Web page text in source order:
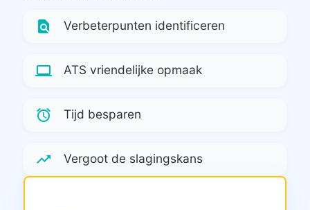
find_in_page Verbeterpunten identificeren
computer ATS vriendelijke opmaak
alarm Tijd besparen
trending_up Vergoot de slagingskans